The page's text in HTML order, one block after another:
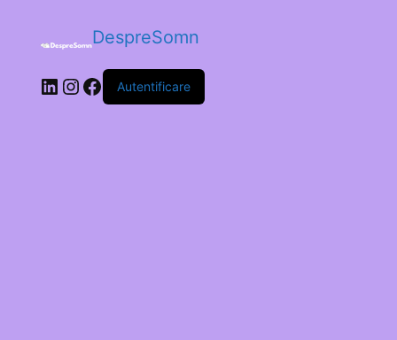
DespreSomn
Autentificare